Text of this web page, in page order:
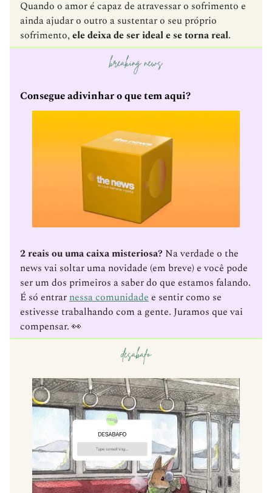
Quando o amor é capaz de atravessar o sofrimento e
ainda ajudar o outro a sustentar o seu próprio
sofrimento,ele deixa de ser ideal e se torna real.
Consegue adivinhar o que tem aqui?
2 reais ou uma caixa misteriosa? Na verdade o the
news vai soltar uma novidade (em breve) e você pode
ser um dos primeiros a saber do que estamos falando.
É só entrarnessa comunidadee sentir como se
estivesse trabalhando com a gente. Juramos que vai
compensar. 👀